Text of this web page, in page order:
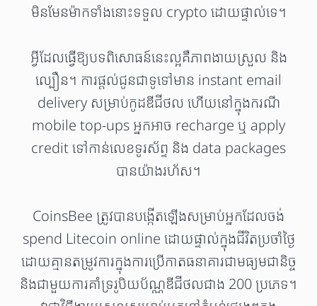
មិនមែនម៉ាកទាំងនោះទទួល crypto ដោយផ្ទាល់ទេ។
អ្វីដែលធ្វើឱ្យបទពិសោធន៍នេះល្អគឺភាពងាយស្រួល និង
ល្បឿន។ ការផ្តល់ជូនជាទូទៅមាន instant email
delivery សម្រាប់កូដឌីជីថល ហើយនៅក្នុងករណី
mobile top-ups អ្នកអាច recharge ឬ apply
credit ទៅកាន់លេខទូរស័ព្ទ និង data packages
បានយ៉ាងរហ័ស។
CoinsBee ត្រូវបានបង្កើតឡើងសម្រាប់អ្នកដែលចង់
spend Litecoin online ដោយផ្ទាល់ក្នុងជីវិតប្រចាំថ្ងៃ
ដោយគ្មានតម្រូវការក្នុងការប្រើកាតធនាគារជាមធ្យមជានិច្ច
និងជាមួយការគាំទ្ររូបិយប័ណ្ណឌីជីថលជាង 200 ប្រភេទ។